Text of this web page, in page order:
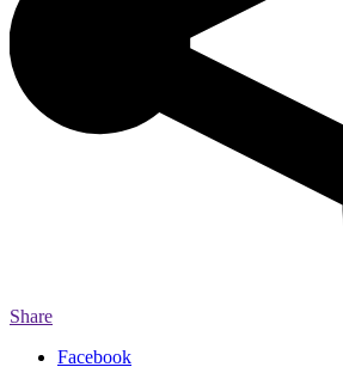
Share
Facebook